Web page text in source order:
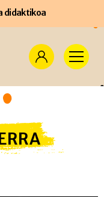
didaktikoa